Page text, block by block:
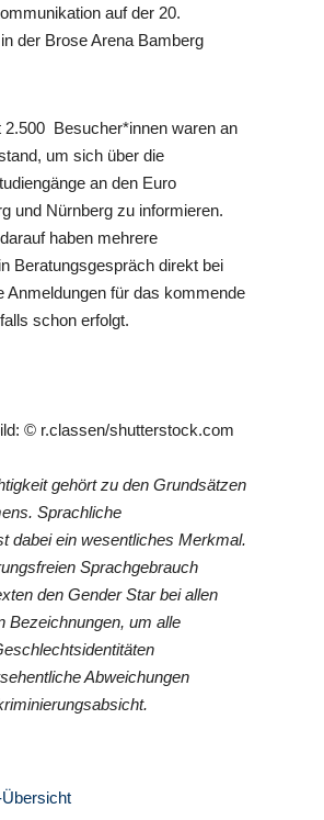
auf der 20.
der Brose Arena Bamberg
2.500 Besucher*innen waren an
um sich über die
an den Euro
und Nürnberg zu informieren.
haben mehrere
Beratungsgespräch direkt bei
Anmeldungen für das kommende
schon erfolgt.
© r.classen/shutterstock.com
gehört zu den Grundsätzen
Sprachliche
dabei ein wesentliches Merkmal.
Sprachgebrauch
den Gender Star bei allen
Bezeichnungen, um alle
Abweichungen